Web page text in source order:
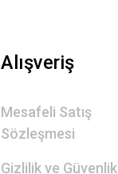
Alışveriş
Mesafeli Satış
Sözleşmesi
Gizlilik ve Güvenlik